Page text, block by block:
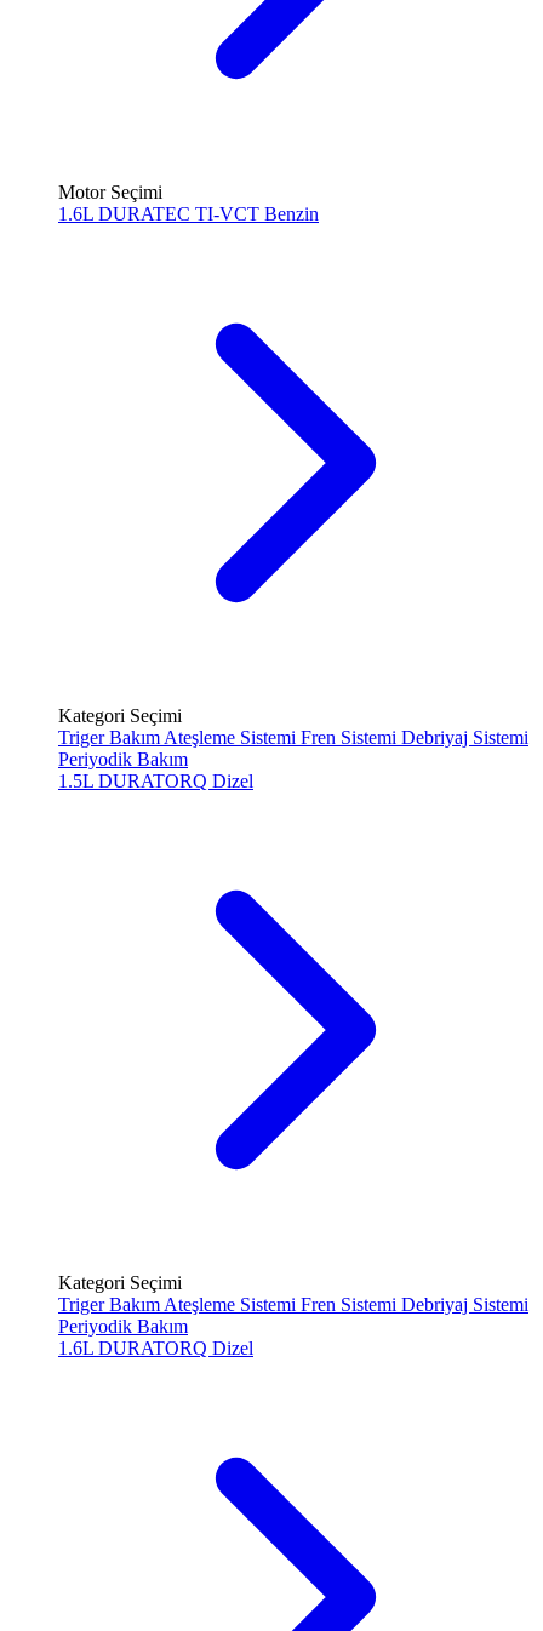
Motor Seçimi
1.6L DURATEC TI-VCT Benzin
Kategori Seçimi
Triger Bakım Ateşleme Sistemi Fren Sistemi Debriyaj Sistemi
Periyodik Bakım
1.5L DURATORQ Dizel
Kategori Seçimi
Triger Bakım Ateşleme Sistemi Fren Sistemi Debriyaj Sistemi
Periyodik Bakım
1.6L DURATORQ Dizel